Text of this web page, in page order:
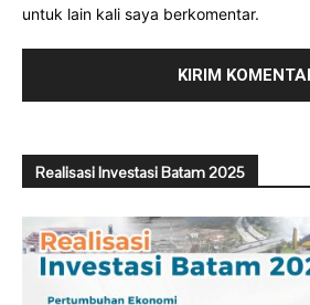
untuk lain kali saya berkomentar.
Realisasi Investasi Batam 2025